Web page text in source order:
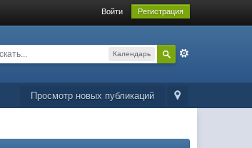
Войти Регистрация
Календарь
Просмотр новых публикаций